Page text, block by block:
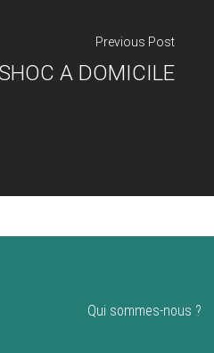
Previous Post
A DOMICILE
Qui sommes-nous ?